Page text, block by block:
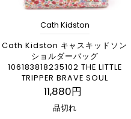
Cath Kidston
Cath Kidston キャスキッドソン
ショルダーバッグ
106183818235102 THE LITTLE
TRIPPER BRAVE SOUL
11,880円
品切れ